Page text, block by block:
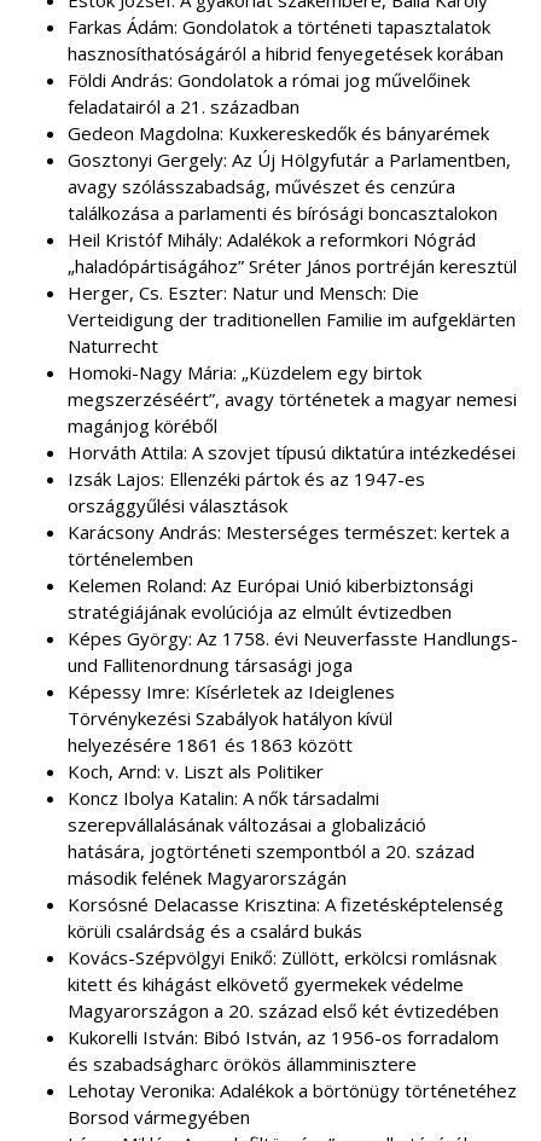
Farkas Ádám: Gondolatok a történeti tapasztalatok
hasznosíthatóságáról a hibrid fenyegetések korában
Földi András: Gondolatok a római jog művelőinek
feladatairól a 21. században
Gedeon Magdolna: Kuxkereskedők és bányarémek
Gosztonyi Gergely: Az Új Hölgyfutár a Parlamentben,
avagy szólásszabadság, művészet és cenzúra
találkozása a parlamenti és bírósági boncasztalokon
Heil Kristóf Mihály: Adalékok a reformkori Nógrád
„haladópártiságához” Sréter János portréján keresztül
Herger, Cs. Eszter: Natur und Mensch: Die
Verteidigung der traditionellen Familie im aufgeklärten
Naturrecht
Homoki-Nagy Mária: „Küzdelem egy birtok
megszerzéséért”, avagy történetek a magyar nemesi
magánjog köréből
Horváth Attila: A szovjet típusú diktatúra intézkedései
Izsák Lajos: Ellenzéki pártok és az 1947-es
országgyűlési választások
Karácsony András: Mesterséges természet: kertek a
történelemben
Kelemen Roland: Az Európai Unió kiberbiztonsági
stratégiájának evolúciója az elmúlt évtizedben
Képes György: Az 1758. évi Neuverfasste Handlungs-
und Fallitenordnung társasági joga
Képessy Imre: Kísérletek az Ideiglenes
Törvénykezési Szabályok hatályon kívül
helyezésére 1861 és 1863 között
Koch, Arnd: v. Liszt als Politiker
Koncz Ibolya Katalin: A nők társadalmi
szerepvállalásának változásai a globalizáció
hatására, jogtörténeti szempontból a 20. század
második felének Magyarországán
Korsósné Delacasse Krisztina: A fizetésképtelenség
körüli csalárdság és a csalárd bukás
Kovács-Szépvölgyi Enikő: Züllött, erkölcsi romlásnak
kitett és kihágást elkövető gyermekek védelme
Magyarországon a 20. század első két évtizedében
Kukorelli István: Bibó István, az 1956-os forradalom
és szabadságharc örökös államminisztere
Lehotay Veronika: Adalékok a börtönügy történetéhez
Borsod vármegyében